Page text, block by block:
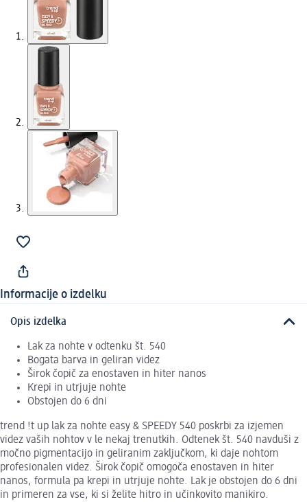
Informacije o izdelku
Opis izdelka
Lak za nohte v odtenku št. 540
Bogata barva in geliran videz
Širok čopič za enostaven in hiter nanos
Krepi in utrjuje nohte
Obstojen do 6 dni
trend !t up lak za nohte easy & SPEEDY 540 poskrbi za izjemen
videz vaših nohtov v le nekaj trenutkih. Odtenek št. 540 navduši z
močno pigmentacijo in geliranim zaključkom, ki daje nohtom
profesionalen videz. Širok čopič omogoča enostaven in hiter
nanos, formula pa krepi in utrjuje nohte. Lak je obstojen do 6 dni
in primeren za vse, ki si želite hitro in učinkovito manikiro.